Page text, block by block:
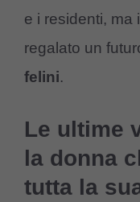
e i residenti, ma
regalato un
felini.
Le ultime
la donna
tutta la